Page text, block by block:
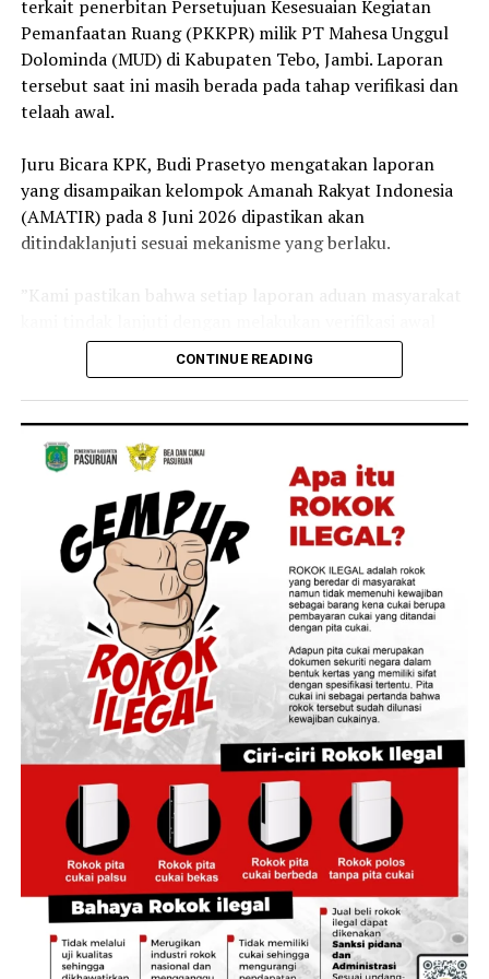
‎Kasus ini menjadi perhatian publik karena korban
merupakan anggota Polri yang diduga tewas akibat
tindak penganiayaan.
terkait penerbitan Persetujuan Kesesuaian Kegiatan
Pemanfaatan Ruang (PKKPR) milik PT Mahesa Unggul
Dolominda (MUD) di Kabupaten Tebo, Jambi. Laporan
tersebut saat ini masih berada pada tahap verifikasi dan
telaah awal.
‎Juru Bicara KPK, Budi Prasetyo mengatakan laporan
yang disampaikan kelompok Amanah Rakyat Indonesia
(AMATIR) pada 8 Juni 2026 dipastikan akan
ditindaklanjuti sesuai mekanisme yang berlaku.
apakah informasi dan data awal yang disampaikan
tersebut valid atau tidak,” ujar Budi, Rabu lalu 15 Juli
2026.
‎Selain melakukan verifikasi, KPK juga akan
mengumpulkan bahan keterangan (pulbaket) untuk
melengkapi informasi dan bukti awal yang disampaikan
pelapor.
‎”KPK secara proaktif juga akan melakukan pulbaket
(pengumpulan bahan keterangan tambahan) sehingga
laporan aduan masyarakat ini menjadi lebih lengkap,”
katanya.
‎Laporan yang diajukan AMATIR turut menyeret nama
sejumlah pejabat daerah, yakni Gubernur Jambi Al Haris,
Bupati Tebo Agus Rubiyanto, Kepala DPMPTSP
Kabupaten Tebo, Kepala Dinas Lingkungan Hidup dan
Perhubungan Kabupaten Tebo, serta Direktur Utama PT
Mahesa Unggul Dolominda.
‎Ketua Umum AMATIR, Nardo Pasaribu, mengungkapkan
pihaknya menemukan dugaan kejanggalan dalam proses
penerbitan PKKPR Nomor 27022610311509001 atas
CONTINUE READING